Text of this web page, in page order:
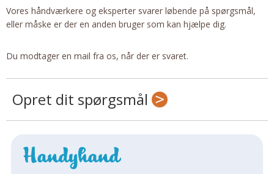
Montage Og Nybyg
Reparation Og Vedligehold
Om Materialer
Om Værktøj
Udskiftning Og Montage
Om Materialer
Vores håndværkere og eksperter svarer løbende på spørgsmål,
eller måske er der en anden bruger som kan hjælpe dig.
Du modtager en mail fra os, når der er svaret.
Opret dit spørgsmål